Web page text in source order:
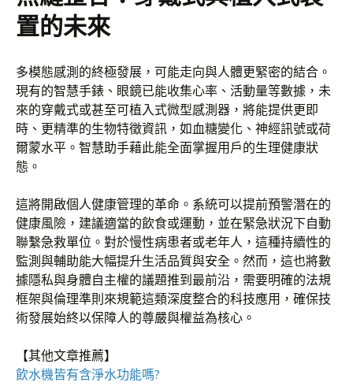
置的未來
多模態感測的終極發展，可能走向與人體更緊密的結合。
現有的智慧手錶、眼鏡已能收集心率、活動量等數據，未
來的穿戴式或甚至可植入式微型感測器，將能提供更即
時、更精準的生物特徵資訊，如血糖變化、神經訊號或荷
爾蒙水平。智慧助手藉此能全面掌握用戶的生理健康狀
態。
這將開啟個人健康管理的革命。系統可以提前預警潛在的
健康風險，建議適當的飲食或運動，並在緊急狀況下自動
聯繫急救單位。對於慢性病患者或老年人，這種持續性的
監測與輔助能大幅提升生活品質與安全。然而，這也將數
據隱私與身體自主權的議題推到最前沿，需要明確的法規
框架與倫理準則來規範這類深度整合的科技應用，確保技
術發展始終以保障人的尊嚴與權益為核心。
【其他文章推薦】
飲水機皆有含淨水功能嗎?